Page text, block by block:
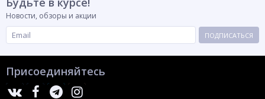
Новости, обзоры и акции
ПОДПИСАТЬСЯ
Присоединяйтесь